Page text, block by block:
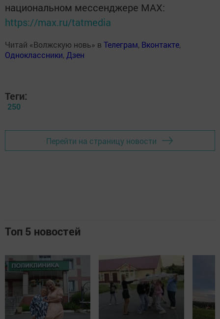
национальном мессенджере MАХ:
https://max.ru/tatmedia
Читай «Волжскую новь» в Телеграм, Вконтакте,
Одноклассники,Дзен
Теги:
250
Перейти на страницу новости
Топ 5 новостей